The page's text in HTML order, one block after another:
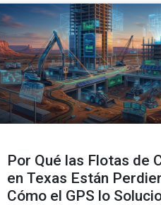
Por Qué las Flotas de
en Texas Están
Cómo el GPS lo